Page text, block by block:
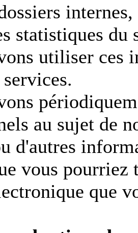
statistiques du
utiliser ces
au sujet de
d'autres
vous
que